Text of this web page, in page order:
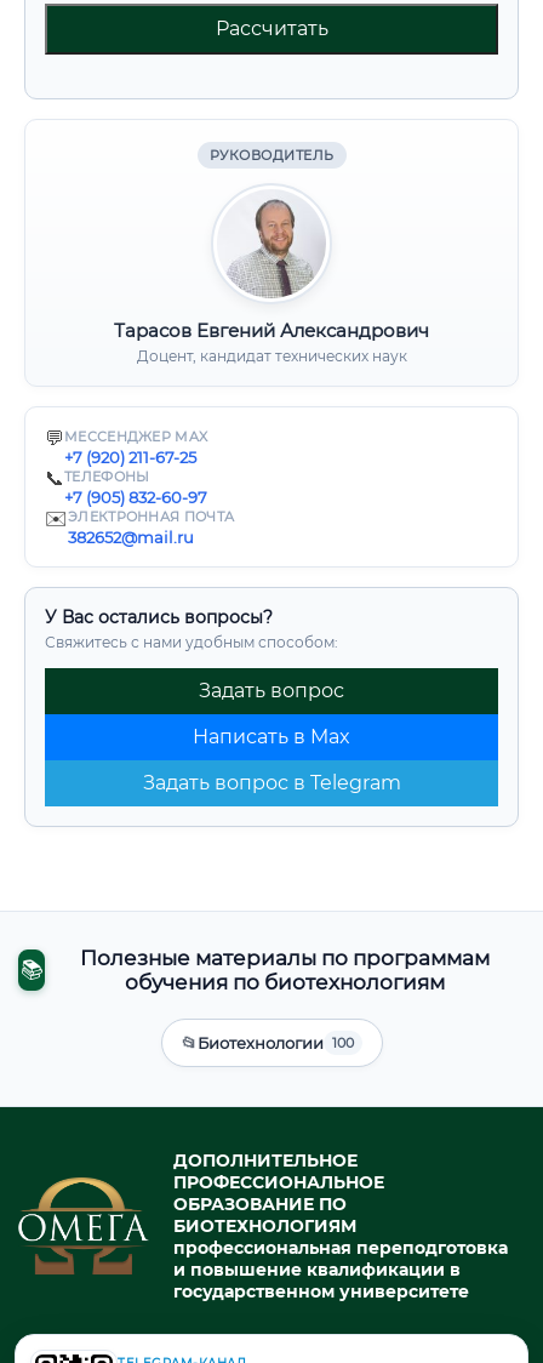
Рассчитать
РУКОВОДИТЕЛЬ
Тарасов Евгений Александрович
Доцент, кандидат технических наук
💬 МЕССЕНДЖЕР MAX
+7 (920) 211-67-25
📞ТЕЛЕФОНЫ
+7 (905) 832-60-97
✉️ЭЛЕКТРОННАЯ ПОЧТА
382652@mail.ru
У Вас остались вопросы?
Свяжитесь с нами удобным способом:
Задать вопрос
Написать в Max
Задать вопрос в Telegram
📚
Полезные материалы по программам
обучения по биотехнологиям
📂Биотехнологии 100
ДОПОЛНИТЕЛЬНОЕ
ПРОФЕССИОНАЛЬНОЕ
ОБРАЗОВАНИЕ ПО
БИОТЕХНОЛОГИЯМ
профессиональная переподготовка
и повышение квалификации в
государственном университете